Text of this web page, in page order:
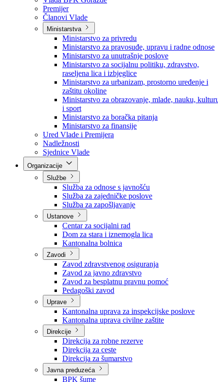
Sjednice skupštine
Vlada
Vlada BPK Goražde
Premijer
Članovi Vlade
Ministarstva
Ministarstvo za privredu
Ministarstvo za pravosuđe, upravu i radne odnose
Ministarstvo za unutrašnje poslove
Ministarstvo za socijalnu politiku, zdravstvo,
raseljena lica i izbjeglice
Ministarstvo za urbanizam, prostorno uređenje i
zaštitu okoline
Ministarstvo za obrazovanje, mlade, nauku,
i sport
Ministarstvo za boračka pitanja
Ministarstvo za finansije
Ured Vlade i Premijera
Nadležnosti
Sjednice Vlade
Službe
Služba za odnose s javnošću
Služba za zajedničke poslove
Služba za zapošljavanje
Ustanove
Centar za socijalni rad
Dom za stara i iznemogla lica
Kantonalna bolnica
Zavodi
Zavod zdravstvenog osiguranja
Zavod za javno zdravstvo
Zavod za besplatnu pravnu pomoć
Pedagoški zavod
Uprave
Kantonalna uprava za inspekcijske poslove
Kantonalna uprava civilne zaštite
Direkcije
Direkcija za robne rezerve
Direkcija za ceste